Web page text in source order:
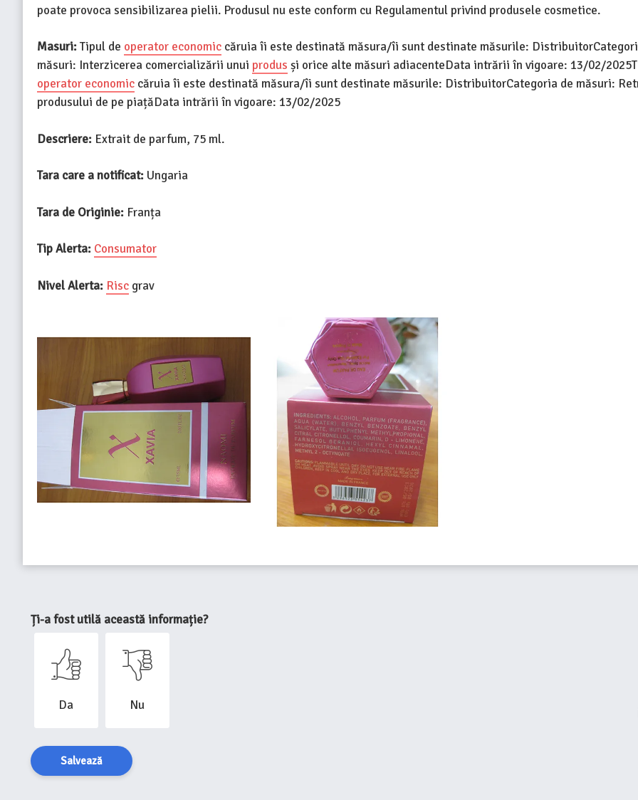
poate provoca sensibilizarea pielii. Produsul nu este conform cu Regulamentul privind produsele cosmetice.
Masuri:Tipul de operator economic căruia îi este destinată măsura/îi sunt destinate măsurile:
măsuri: Interzicerea comercializării unui produs și orice alte măsuri adiacenteData intrării în vigoare: 13/02/
operator economic căruia îi este destinată măsura/îi sunt destinate măsurile: DistribuitorCategoria de măsuri:
produsului de pe piațăData intrării în vigoare: 13/02/2025
Descriere: Extrait de parfum, 75 ml.
Tara care a notificat: Ungaria
Tara de Originie: Franța
Tip Alerta: Consumator
Nivel Alerta: Risc grav
Ți-a fost utilă această informație?
Da Nu
Salvează